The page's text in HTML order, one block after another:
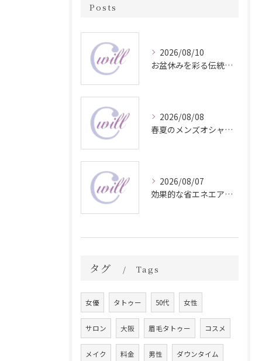
Posts
2026/08/10
お盆休みを彩る伝統行事と地域イベント情報
2026/08/08
春夏のメンズオシャレ最前線スタイル
2026/08/07
効果的な省エネエアコン温度設定方法
タグ Tags
女優 タトゥー 50代 女性
サロン 大阪 眉毛タトゥー コスメ
メイク 料金 男性 ダウンタイム